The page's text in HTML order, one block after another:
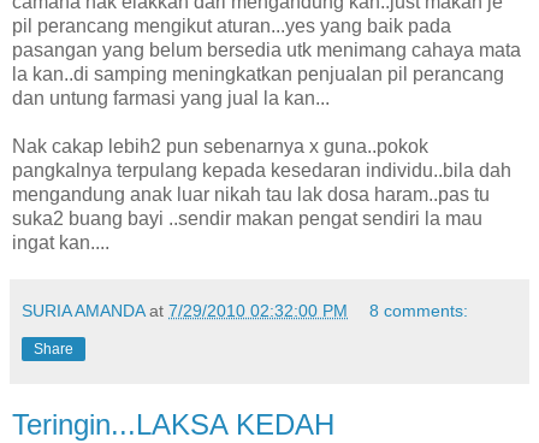
pil perancang mengikut aturan...yes yang baik pada
pasangan yang belum bersedia utk menimang cahaya mata
la kan..di samping meningkatkan penjualan pil perancang
dan untung farmasi yang jual la kan...
Nak cakap lebih2 pun sebenarnya x guna..pokok
pangkalnya terpulang kepada kesedaran individu..bila dah
mengandung anak luar nikah tau lak dosa haram..pas tu
suka2 buang bayi ..sendir makan pengat sendiri la mau
ingat kan....
SURIA AMANDA at 7/29/2010 02:32:00 PM 8 comments:
Share
Teringin...LAKSA KEDAH